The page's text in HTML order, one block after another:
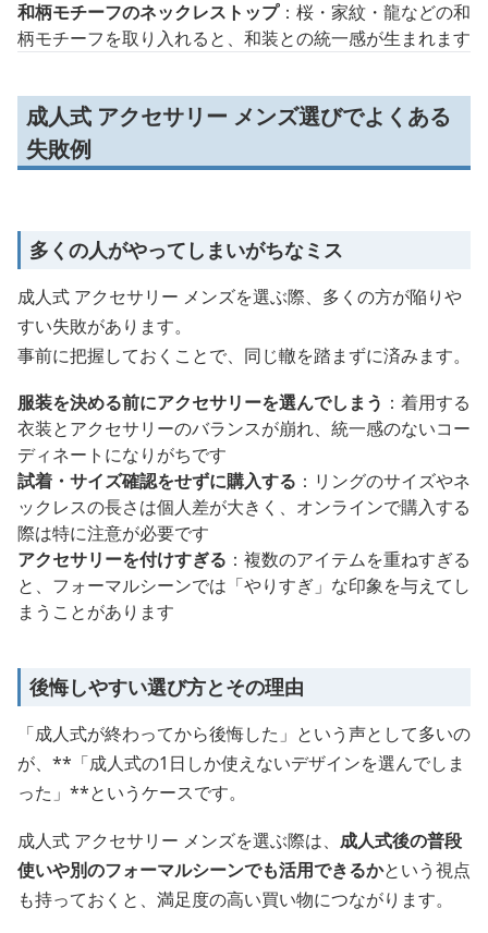
和柄モチーフのネックレストップ：桜・家紋・龍などの和
柄モチーフを取り入れると、和装との統一感が生まれます
成人式 アクセサリー メンズ選びでよくある
失敗例
多くの人がやってしまいがちなミス
成人式 アクセサリー メンズを選ぶ際、多くの方が陥りや
すい失敗があります。
事前に把握しておくことで、同じ轍を踏まずに済みます。
服装を決める前にアクセサリーを選んでしまう ：着用する
衣装とアクセサリーのバランスが崩れ、統一感のないコー
ディネートになりがちです
試着・サイズ確認をせずに購入する ：リングのサイズやネ
ックレスの長さは個人差が大きく、オンラインで購入する
際は特に注意が必要です
アクセサリーを付けすぎる ：複数のアイテムを重ねすぎる
と、フォーマルシーンでは「やりすぎ」な印象を与えてし
まうことがあります
後悔しやすい選び方とその理由
「成人式が終わってから後悔した」という声として多いの
が、**「成人式の1日しか使えないデザインを選んでしま
った」**というケースです。
成人式 アクセサリー メンズを選ぶ際は、 成人式後の普段
使いや別のフォーマルシーンでも活用できるかという視点
も持っておくと、満足度の高い買い物につながります。